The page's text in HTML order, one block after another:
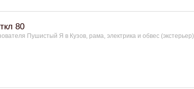
80
Пушистый Я в Кузов, рама, электрика и обвес (экстерьер)